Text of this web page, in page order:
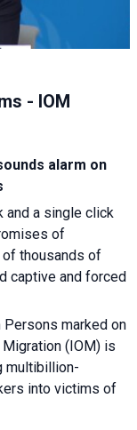
- IOM
alarm on
and a single click
of
of thousands of
captive and forced
Persons marked on
(IOM) is
multibillion-
into victims of